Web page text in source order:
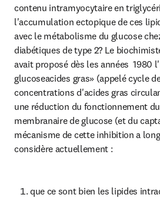
contenu intramyocytaire en
l'accumulation ectopique de ces
avec le métabolisme du glucose
diabétiques de type 2? Le
avait proposé dès les années  1980
glucoseacides gras» (appelé cycle
concentrations d'acides gras
une réduction du fonctionnement
membranaire de glucose (et du
mécanisme de cette inhibition a
considère actuellement :
que ce sont bien les lipides